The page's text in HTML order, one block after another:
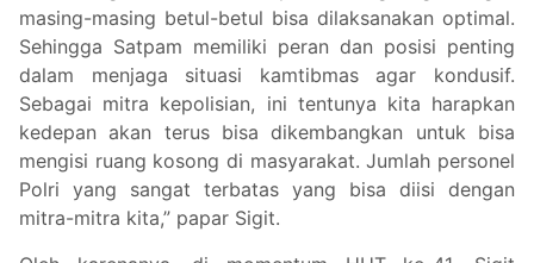
masing-masing betul-betul bisa dilaksanakan optimal.
Sehingga Satpam memiliki peran dan posisi penting
dalam menjaga situasi kamtibmas agar kondusif.
Sebagai mitra kepolisian, ini tentunya kita harapkan
kedepan akan terus bisa dikembangkan untuk bisa
mengisi ruang kosong di masyarakat. Jumlah personel
Polri yang sangat terbatas yang bisa diisi dengan
mitra-mitra kita,” papar Sigit.